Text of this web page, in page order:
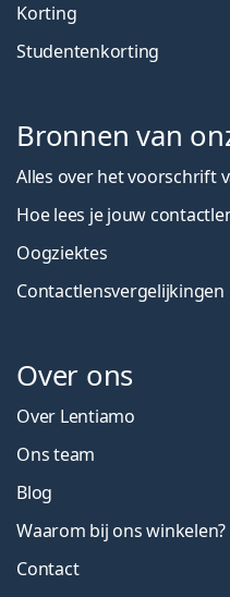
Korting
Studentenkorting
Bronnen van
Alles over het voorschrift
Hoe lees je jouw
Oogziektes
Contactlensvergelijkingen
Over ons
Over Lentiamo
Ons team
Blog
Waarom bij ons winkelen?
Contact